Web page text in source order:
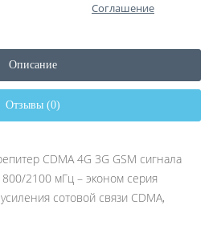
Соглашение
Описание
Отзывы (0)
CDMA 4G 3G GSM сигнала
2100 мГц – эконом серия
сотовой связи CDMA,